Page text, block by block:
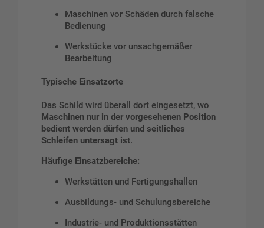
Maschinen vor Schäden durch falsche
Bedienung
Werkstücke vor unsachgemäßer
Bearbeitung
Typische Einsatzorte
Das Schild wird überall dort eingesetzt, wo
Maschinen nur in der vorgesehenen Position
bedient werden dürfen und seitliches
Schleifen untersagt ist.
Häufige Einsatzbereiche:
Werkstätten und Fertigungshallen
Ausbildungs- und Schulungsbereiche
Industrie- und Produktionsstätten